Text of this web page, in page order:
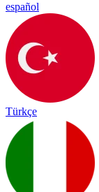
español
Türkçe